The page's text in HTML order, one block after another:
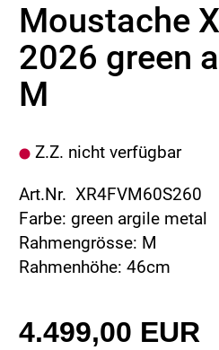
Moustache
2026 green
M
Z.Z. nicht verfügbar
Art.Nr. XR4FVM60S260
Farbe: green argile metal
Rahmengrösse: M
Rahmenhöhe: 46cm
4.499,00 EUR